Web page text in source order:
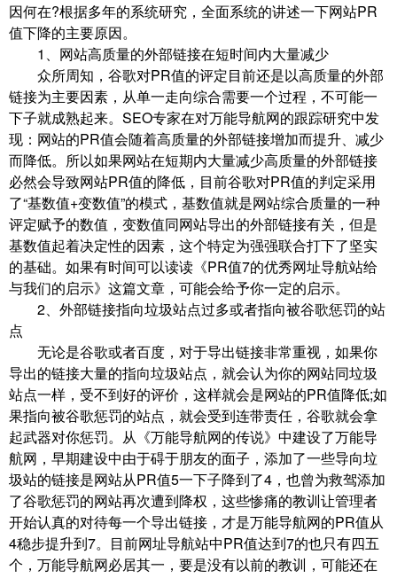
因何在?根据多年的系统研究，全面系统的讲述一下网站PR
值下降的主要原因。
1、网站高质量的外部链接在短时间内大量减少
众所周知，谷歌对PR值的评定目前还是以高质量的外部
链接为主要因素，从单一走向综合需要一个过程，不可能一
下子就成熟起来。SEO专家在对万能导航网的跟踪研究中发
现：网站的PR值会随着高质量的外部链接增加而提升、减少
而降低。所以如果网站在短期内大量减少高质量的外部链接
必然会导致网站PR值的降低，目前谷歌对PR值的判定采用
了“基数值+变数值”的模式，基数值就是网站综合质量的一种
评定赋予的数值，变数值同网站导出的外部链接有关，但是
基数值起着决定性的因素，这个特定为强强联合打下了坚实
的基础。如果有时间可以读读《PR值7的优秀网址导航站给
与我们的启示》这篇文章，可能会给予你一定的启示。
2、外部链接指向垃圾站点过多或者指向被谷歌惩罚的站
点
无论是谷歌或者百度，对于导出链接非常重视，如果你
导出的链接大量的指向垃圾站点，就会认为你的网站同垃圾
站点一样，受不到好的评价，这样就会是网站的PR值降低;如
果指向被谷歌惩罚的站点，就会受到连带责任，谷歌就会拿
起武器对你惩罚。从《万能导航网的传说》中建设了万能导
航网，早期建设中由于碍于朋友的面子，添加了一些导向垃
圾站的链接是网站从PR值5一下子降到了4，也曾为救驾添加
了谷歌惩罚的网站再次遭到降权，这些惨痛的教训让管理者
开始认真的对待每一个导出链接，才是万能导航网的PR值从
4稳步提升到7。目前网址导航站中PR值达到7的也只有四五
个，万能导航网必居其一，要是没有以前的教训，可能还在